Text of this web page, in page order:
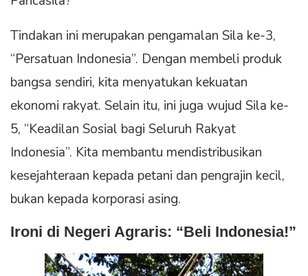
Tindakan ini merupakan pengamalan Sila ke-3,
“Persatuan Indonesia”. Dengan membeli produk
bangsa sendiri, kita menyatukan kekuatan
ekonomi rakyat. Selain itu, ini juga wujud Sila ke-
5, “Keadilan Sosial bagi Seluruh Rakyat
Indonesia”. Kita membantu mendistribusikan
kesejahteraan kepada petani dan pengrajin kecil,
bukan kepada korporasi asing.
Ironi di Negeri Agraris: “Beli Indonesia!”